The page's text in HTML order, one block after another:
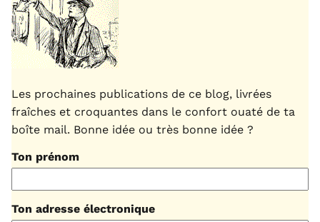
Les prochaines publications de ce blog, livrées
fraîches et croquantes dans le confort ouaté de ta
boîte mail. Bonne idée ou très bonne idée ?
Ton prénom
Ton adresse électronique